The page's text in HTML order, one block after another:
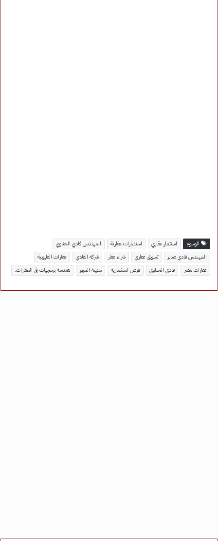
الوسوم استثمار عقاري استشارات عقارية
المهندس فادي الحناوي
المهندس فادي صابر
تسويق عقاري شراء عقار شركة الفادي
عقارات القليوبية
عقارات مصر
فادي الحناوي فرص استثمارية مدينة العبور هندسة برمجيات في العقارات.